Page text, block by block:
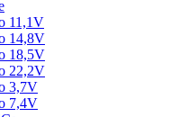
11,1V
14,8V
18,5V
22,2V
3,7V
7,4V